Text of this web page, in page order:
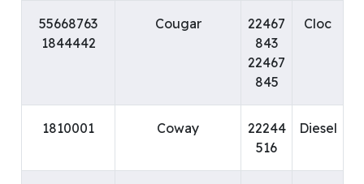
Cloc
22467
843
22467
845
Cougar
55668763
1844442
Diesel
22244
516
Coway
1810001